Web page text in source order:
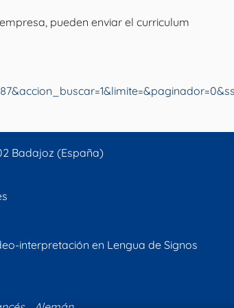
pueden enviar el curriculum
Badajoz (España)
interpretación en Lengua de Signos